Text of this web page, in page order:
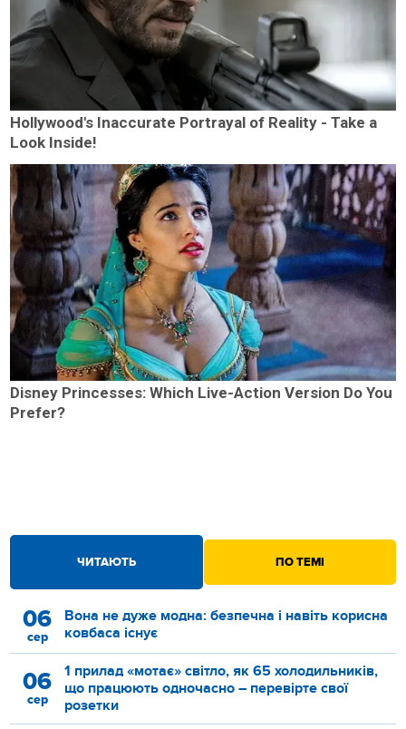
ЧИТАЮТЬ ПО ТЕМІ
06
сер
Вона не дуже модна: безпечна і навіть корисна
ковбаса існує
06
сер
1 прилад «мотає» світло, як 65 холодильників,
що працюють одночасно – перевірте свої
розетки
Hollywood's Inaccurate Portrayal of Reality - Take a
Look Inside!
Disney Princesses: Which Live-Action Version Do You
Prefer?